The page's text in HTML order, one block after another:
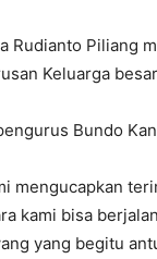
Rudianto Piliang
Keluarga
Bundo
mengucapkan
kami bisa
yang begitu